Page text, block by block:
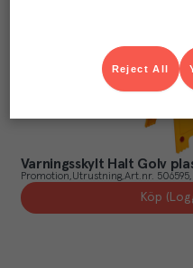
Varningsskylt Halt Golv
Promotion Utrustning Art.nr. 506595
Köp
Reject All